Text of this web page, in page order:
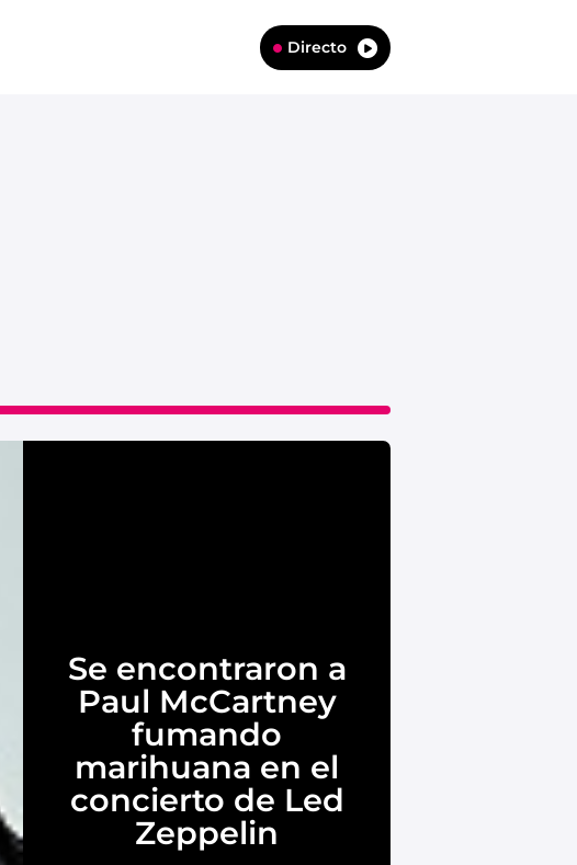
Directo
Se encontraron a
Paul McCartney
fumando
marihuana en el
concierto de Led
Zeppelin